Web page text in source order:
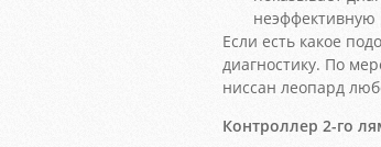
неэффективную
Если есть какое
диагностику. По
ниссан леопард
Контроллер 2-го